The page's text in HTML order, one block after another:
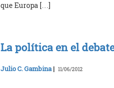
que Europa […]
La política en el
Julio C. Gambina | 11/06/2012